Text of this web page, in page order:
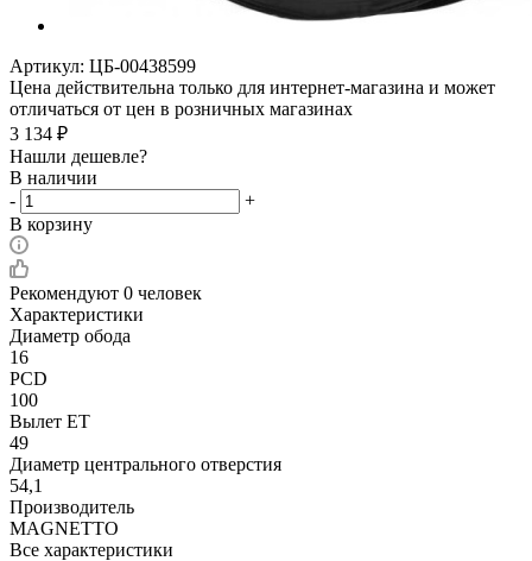
Артикул: ЦБ-00438599
Цена действительна только для интернет-магазина и может
отличаться от цен в розничных магазинах
3 134 ₽
Нашли дешевле?
В наличии
-
+
В корзину
Рекомендуют 0 человек
Характеристики
Диаметр обода
16
PCD
100
Вылет ET
49
Диаметр центрального отверстия
54,1
Производитель
MAGNETTO
Все характеристики